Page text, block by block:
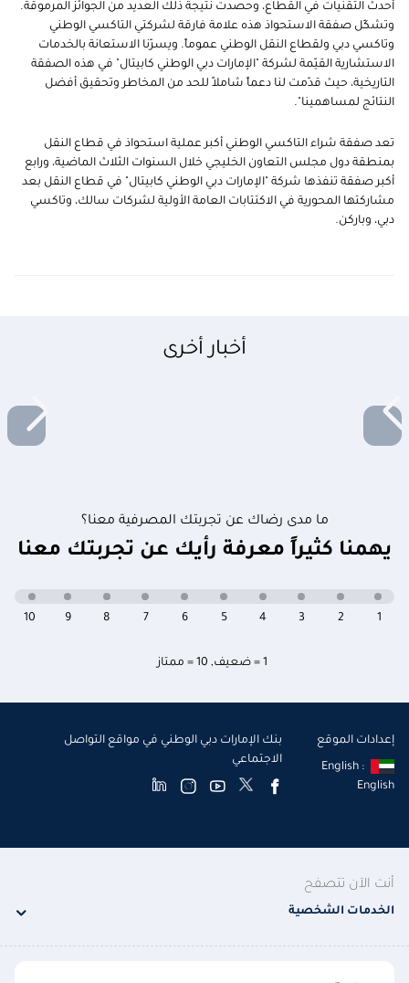
أحدث التقنيات في القطاع، وحصدت نتيجة ذلك العديد من الجوائز المرموقة.
وتشكّل صفقة الاستحواذ هذه علامة فارقة لشركتي التاكسي الوطني
وتاكسي دبي ولقطاع النقل الوطني عموماً. ويسرّنا الاستعانة بالخدمات
الاستشارية القيّمة لشركة "الإمارات دبي الوطني كابيتال" في هذه الصفقة
التاريخية، حيث قدّمت لنا دعماً شاملاً للحد من المخاطر وتحقيق أفضل
النتائج لمساهمينا".
تعد صفقة شراء التاكسي الوطني أكبر عملية استحواذ في قطاع النقل
بمنطقة دول مجلس التعاون الخليجي خلال السنوات الثلاث الماضية، ورابع
أكبر صفقة تنفذها شركة "الإمارات دبي الوطني كابيتال" في قطاع النقل بعد
مشاركتها المحورية في الاكتتابات العامة الأولية لشركات سالك، وتاكسي
دبي، وباركن.
أخبار أخرى
ما مدى رضاك عن تجربتك المصرفية معنا؟
يهمنا كثيراً معرفة رأيك عن تجربتك معنا
1 = ضعيف , 10 = ممتاز
10 9 8 7 6 5 4 3 2 1
إعدادات الموقع
English :
English
بنك الإمارات دبي الوطني في مواقع التواصل
الاجتماعي
أنت الآن تتصفح
الخدمات الشخصية